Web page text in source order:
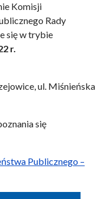
Komisji
Rady
się w trybie
r.
ul. Miśnieńska
się
Publicznego –